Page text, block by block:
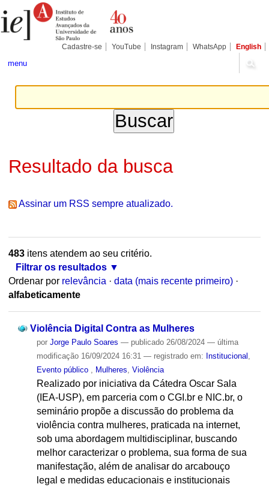
para
conteúdo.
Pessoais
Cadastre-se YouTube Instagram WhatsApp English
menu
Resultado da busca
Assinar um RSS sempre atualizado.
483itens atendem ao seu critério.
Filtrar os resultados
Ordenar por relevância · data (mais recente primeiro) ·
alfabeticamente
Violência Digital Contra as Mulheres
por Jorge Paulo Soares — publicado26/08/2024 — última
modificação16/09/2024 16:31 — registrado em: Institucional
Evento público
Mulheres Violência
Realizado por iniciativa da Cátedra Oscar Sala
(IEA-USP), em parceria com o CGI.br e NIC.br, o
seminário propõe a discussão do problema da
violência contra mulheres, praticada na internet,
sob uma abordagem multidisciplinar, buscando
melhor caracterizar o problema, sua forma de sua
manifestação, além de analisar do arcabouço
legal e medidas educacionais e institucionais